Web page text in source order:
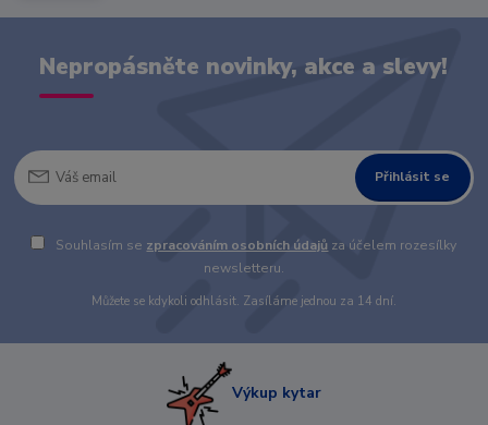
Nepropásněte novinky, akce a slevy!
Přihlásit se
Souhlasím se zpracováním osobních údajů za účelem rozesílky
newsletteru.
Můžete se kdykoli odhlásit. Zasíláme jednou za 14 dní.
Výkup kytar